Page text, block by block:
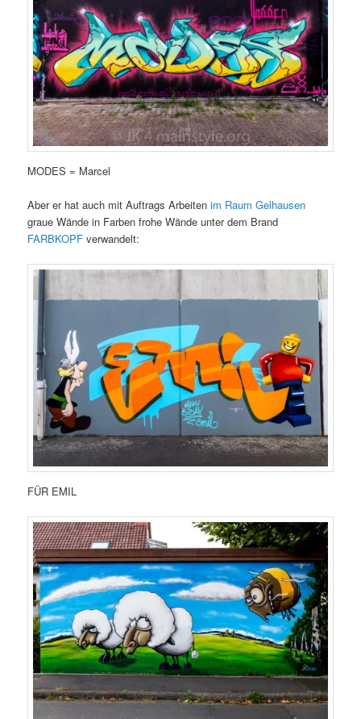
MODES = Marcel
Aber er hat auch mit Auftrags Arbeiten im Raum Gelhausen
graue Wände in Farben frohe Wände unter dem Brand
FARBKOPF verwandelt:
FÜR EMIL